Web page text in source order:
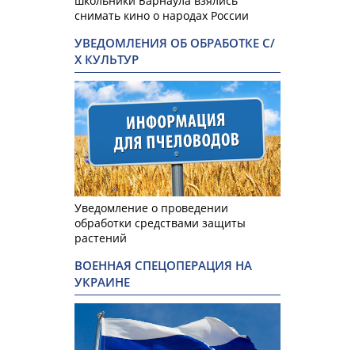
снимать кино о народах России
УВЕДОМЛЕНИЯ ОБ ОБРАБОТКЕ С/
Х КУЛЬТУР
Уведомление о проведении
обработки средствами защиты
растений
ВОЕННАЯ СПЕЦОПЕРАЦИЯ НА
УКРАИНЕ